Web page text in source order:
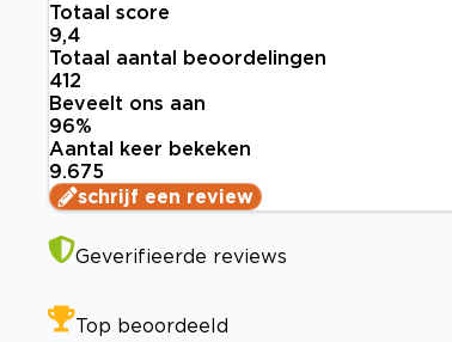
Totaal score
9,4
Totaal aantal beoordelingen
412
Beveelt ons aan
96%
Aantal keer bekeken
9.675
schrijf een review
Geverifieerde reviews
Top beoordeeld